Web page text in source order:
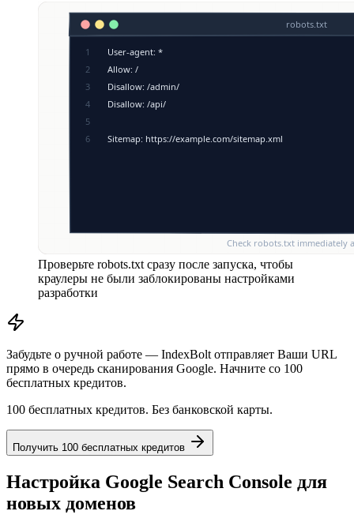
Проверьте robots.txt сразу после запуска, чтобы
краулеры не были заблокированы настройками
разработки
Забудьте о ручной работе — IndexBolt отправляет Ваши URL
прямо в очередь сканирования Google. Начните со 100
бесплатных кредитов.
100 бесплатных кредитов. Без банковской карты.
Получить 100 бесплатных кредитов
Настройка Google Search Console для
новых доменов